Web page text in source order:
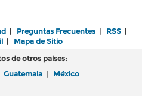
| Preguntas Frecuentes | RSS |
| Mapa de Sitio
de otros países:
Guatemala | México